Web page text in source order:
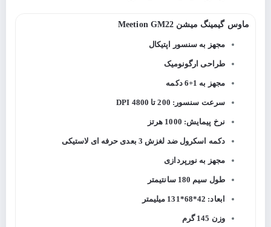
ماوس گیمینگ میشن Meetion GM22
مجهز به سنسور اپتیکال
طراحی ارگونومیک
مجهز به 1+6 دکمه
سرعت سنسور: 200 تا 4800 DPI
نرخ پیمایش: 1000 هرتز
دکمه اسکرول ضد لغزش 3 بعدی حرفه ای لاستیکی
مجهز به نورپردازی
طول سیم 180 سانتیمتر
ابعاد: 42*68*131 میلیمتر
وزن 145 گرم